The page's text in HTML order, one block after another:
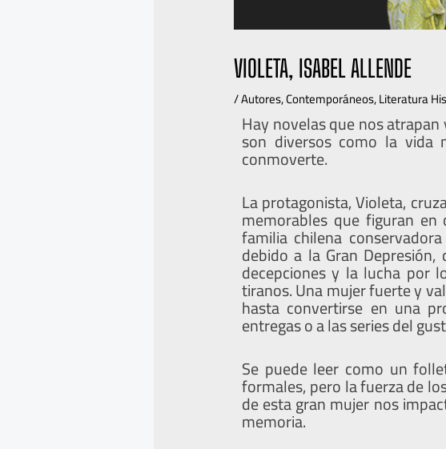
VIOLETA, ISABEL ALLENDE
/Autores,Contemporáneos,Literatura
Hay novelas que nos
son diversos como la vida
conmoverte.
La protagonista, Violeta,
memorables que figuran
familia chilena
debido a la Gran
decepciones y la lucha por
tiranos. Una mujer fuerte y
hasta convertirse en una
entregas o a las series del
Se puede leer como un
formales, pero la fuerza de
de esta gran mujer nos
memoria.